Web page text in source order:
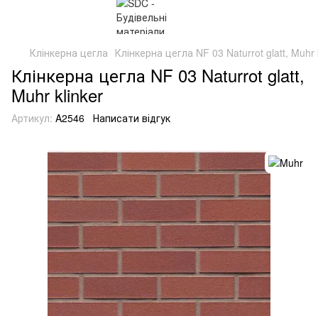
Клінкерна цегла Клінкерна цегла NF 03 Naturrot glatt, Muhr
Клінкерна цегла NF 03 Naturrot glatt,
Muhr klinker
Артикул: A2546 Написати відгук